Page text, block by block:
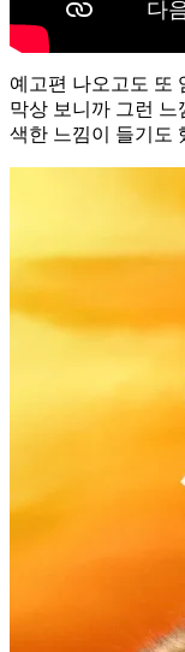
예고편 나오고도 또
막상 보니까 그런
색한 느낌이 들기도